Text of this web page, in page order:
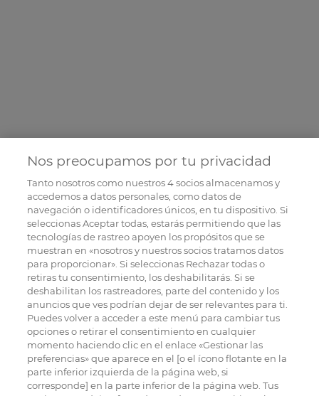
Nos preocupamos por tu privacidad
Tanto nosotros como nuestros4socios almacenamos y
accedemos a datos personales, como datos de
navegación o identificadores únicos, en tu dispositivo. Si
seleccionas Aceptar todas, estarás permitiendo que las
tecnologías de rastreo apoyen los propósitos que se
muestran en «nosotros y nuestros socios tratamos datos
para proporcionar». Si seleccionas Rechazar todas o
retiras tu consentimiento, los deshabilitarás. Si se
deshabilitan los rastreadores, parte del contenido y los
anuncios que ves podrían dejar de ser relevantes para ti.
Puedes volver a acceder a este menú para cambiar tus
opciones o retirar el consentimiento en cualquier
momento haciendo clic en el enlace «Gestionar las
preferencias» que aparece en el [o el ícono flotante en la
parte inferior izquierda de la página web, si
corresponde] en la parte inferior de la página web. Tus